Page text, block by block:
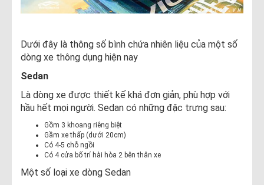
Dưới đây là thông số bình chứa nhiên liệu của một số
dòng xe thông dụng hiện nay
Sedan
Là dòng xe được thiết kế khá đơn giản, phù hợp với
hầu hết mọi người. Sedan có những đặc trưng sau:
Gồm 3 khoang riêng biệt
Gầm xe thấp (dưới 20cm)
Có 4-5 chỗ ngồi
Có 4 cửa bố trí hài hòa 2 bên thân xe​
Một số loại xe dòng Sedan